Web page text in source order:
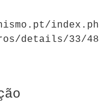
details/33/